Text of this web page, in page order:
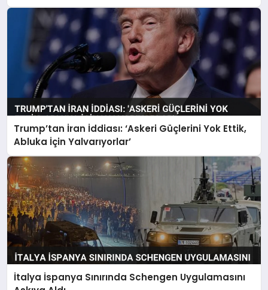
Trump’tan İran İddiası: ‘Askeri Güçlerini Yok Ettik,
Abluka İçin Yalvarıyorlar’
İtalya İspanya Sınırında Schengen Uygulamasını